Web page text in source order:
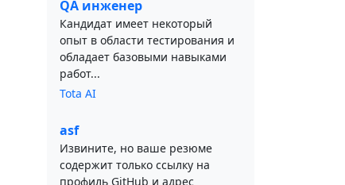
QA инженер
Кандидат имеет некоторый
опыт в области тестирования и
обладает базовыми навыками
работ...
Tota AI
asf
Извините, но ваше резюме
содержит только ссылку на
профиль GitHub и адрес